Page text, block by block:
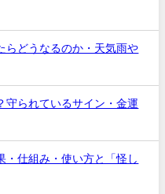
らどうなるのか・天気雨や
守られているサイン・金運
・仕組み・使い方と「怪し